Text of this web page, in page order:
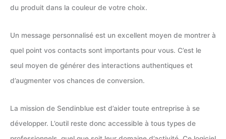
du produit dans la couleur de votre choix.
Un message personnalisé est un excellent moyen de montrer à
quel point vos contacts sont importants pour vous. C’est le
seul moyen de générer des interactions authentiques et
d’augmenter vos chances de conversion.
La mission de Sendinblue est d’aider toute entreprise à se
développer. L’outil reste donc accessible à tous types de